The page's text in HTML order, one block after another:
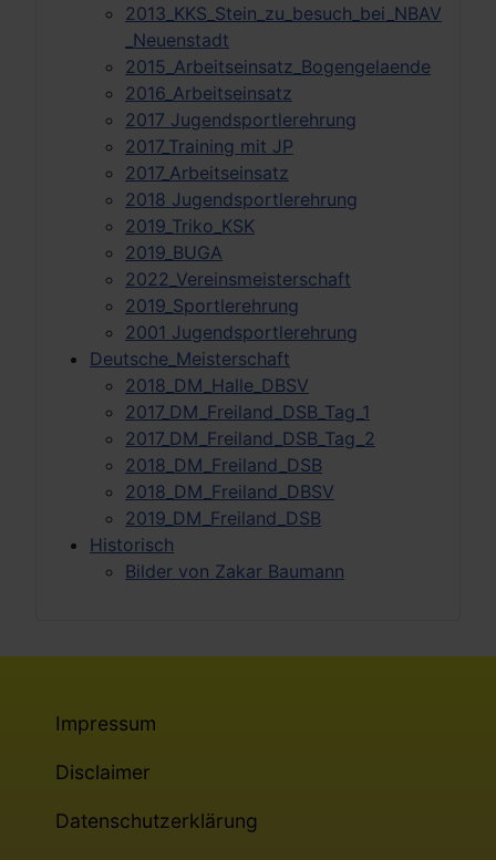
2013_KKS_Stein_zu_besuch_bei_NBAV
_Neuenstadt
2015_Arbeitseinsatz_Bogengelaende
2016_Arbeitseinsatz
2017 Jugendsportlerehrung
2017_Training mit JP
2017_Arbeitseinsatz
2018 Jugendsportlerehrung
2019_Triko_KSK
2019_BUGA
2022_Vereinsmeisterschaft
2019_Sportlerehrung
2001 Jugendsportlerehrung
Deutsche_Meisterschaft
2018_DM_Halle_DBSV
2017_DM_Freiland_DSB_Tag_1
2017_DM_Freiland_DSB_Tag_2
2018_DM_Freiland_DSB
2018_DM_Freiland_DBSV
2019_DM_Freiland_DSB
Historisch
Bilder von Zakar Baumann
Impressum
Disclaimer
Datenschutzerklärung